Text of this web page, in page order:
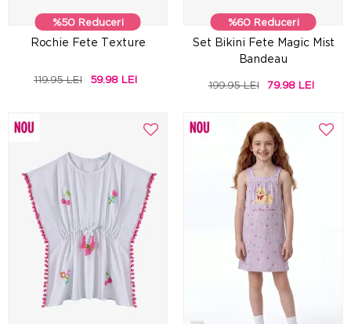
%50 Reduceri
Rochie Fete Texture
119.95 LEI 59.98 LEI
%60 Reduceri
Set Bikini Fete Magic Mist
Bandeau
199.95 LEI 79.98 LEI